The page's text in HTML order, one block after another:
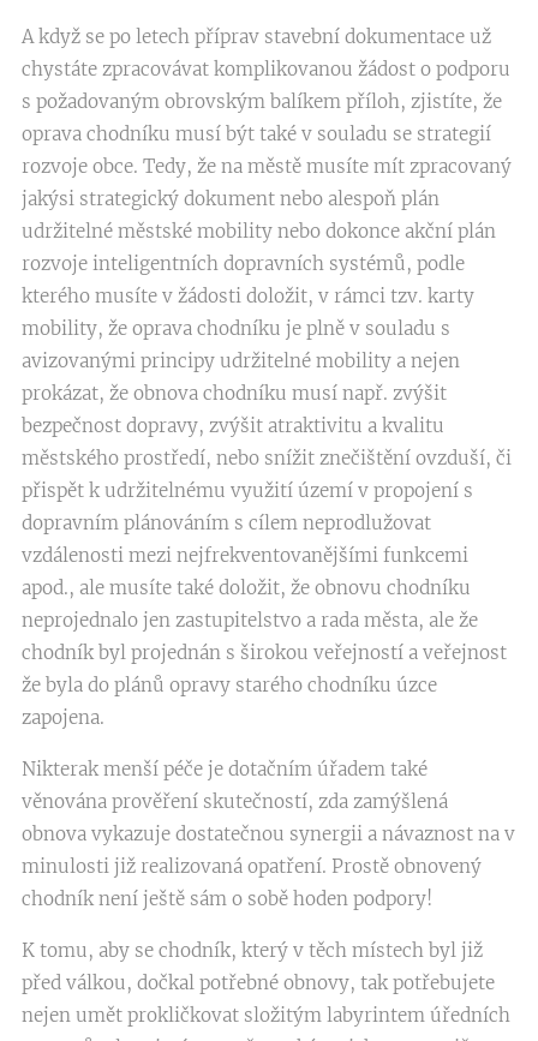
A když se po letech příprav stavební dokumentace už
chystáte zpracovávat komplikovanou žádost o podporu
s požadovaným obrovským balíkem příloh, zjistíte, že
oprava chodníku musí být také v souladu se strategií
rozvoje obce. Tedy, že na městě musíte mít zpracovaný
jakýsi strategický dokument nebo alespoň plán
udržitelné městské mobility nebo dokonce akční plán
rozvoje inteligentních dopravních systémů, podle
kterého musíte v žádosti doložit, v rámci tzv. karty
mobility, že oprava chodníku je plně v souladu s
avizovanými principy udržitelné mobility a nejen
prokázat, že obnova chodníku musí např. zvýšit
bezpečnost dopravy, zvýšit atraktivitu a kvalitu
městského prostředí, nebo snížit znečištění ovzduší, či
přispět k udržitelnému využití území v propojení s
dopravním plánováním s cílem neprodlužovat
vzdálenosti mezi nejfrekventovanějšími funkcemi
apod., ale musíte také doložit, že obnovu chodníku
neprojednalo jen zastupitelstvo a rada města, ale že
chodník byl projednán s širokou veřejností a veřejnost
že byla do plánů opravy starého chodníku úzce
zapojena.
Nikterak menší péče je dotačním úřadem také
věnována prověření skutečností, zda zamýšlená
obnova vykazuje dostatečnou synergii a návaznost na v
minulosti již realizovaná opatření. Prostě obnovený
chodník není ještě sám o sobě hoden podpory!
K tomu, aby se chodník, který v těch místech byl již
před válkou, dočkal potřebné obnovy, tak potřebujete
nejen umět prokličkovat složitým labyrintem úředních